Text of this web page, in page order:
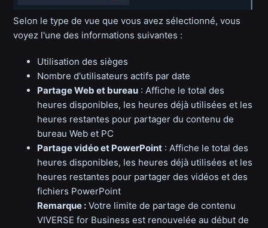
Selon le type de vue que vous avez sélectionné, vous
voyez l'une des informations suivantes :
Utilisation des sièges
Nombre d'utilisateurs actifs par date
Partage Web et bureau : Affiche le total des
heures disponibles, les heures déjà utilisées et les
heures restantes pour partager du contenu de
bureau Web et PC
Partage vidéo et PowerPoint : Affiche le total des
heures disponibles, les heures déjà utilisées et les
heures restantes pour partager des vidéos et des
fichiers PowerPoint
Remarque : Votre limite de partage de contenu
VIVERSE for Business est renouvelée au début de